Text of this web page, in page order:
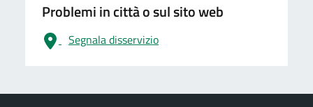
Problemi in città o sul sito web
Segnala disservizio